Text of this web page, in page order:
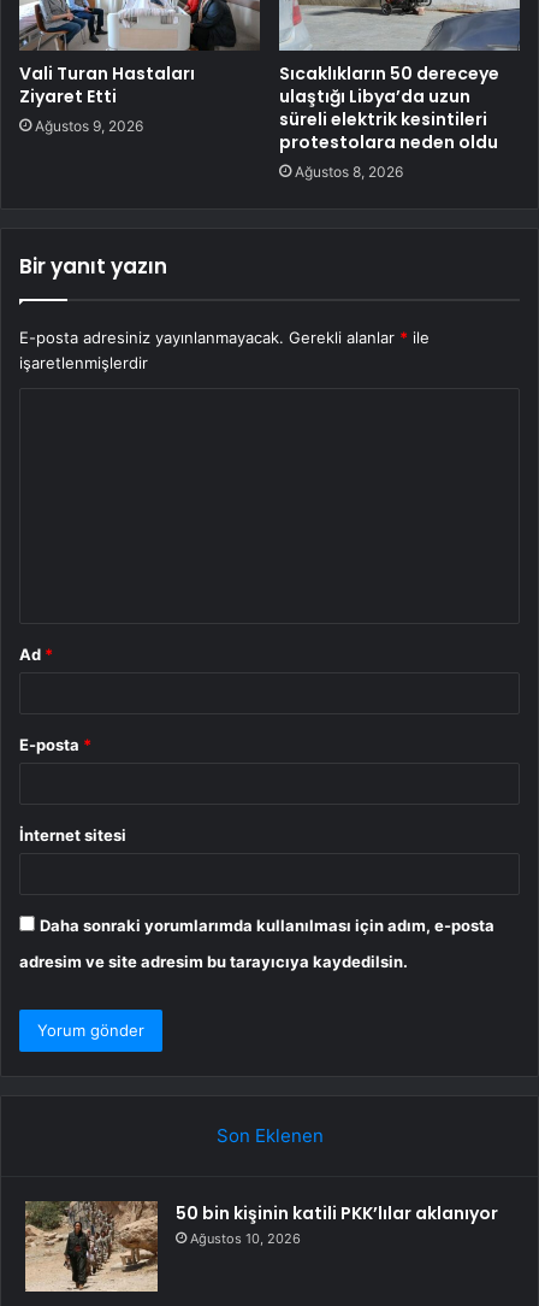
Vali Turan Hastaları
Ziyaret Etti
Ağustos 9, 2026
Sıcaklıkların 50 dereceye
ulaştığı Libya’da uzun
süreli elektrik kesintileri
protestolara neden oldu
Ağustos 8, 2026
Bir yanıt yazın
E-posta adresiniz yayınlanmayacak. Gerekli alanlar * ile
işaretlenmişlerdir
Ad *
E-posta *
İnternet sitesi
Daha sonraki yorumlarımda kullanılması için adım, e-posta
adresim ve site adresim bu tarayıcıya kaydedilsin.
Son Eklenen
50 bin kişinin katili PKK’lılar aklanıyor
Ağustos 10, 2026